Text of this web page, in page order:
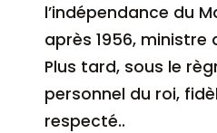
l’indépendance du
après 1956,
Plus tard, sous le
personnel du roi,
respecté..